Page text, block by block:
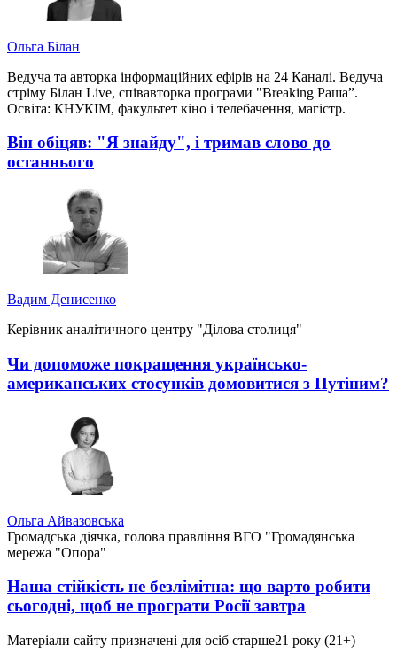
Ольга Білан
Ведуча та авторка інформаційних ефірів на 24 Каналі. Ведуча
стріму Білан Live, співавторка програми "Breaking Раша”.
Освіта: КНУКІМ, факультет кіно і телебачення, магістр.
Він обіцяв: "Я знайду", і тримав слово до
останнього
Вадим Денисенко
Керівник аналітичного центру "Ділова столиця"
Чи допоможе покращення українсько-
американських стосунків домовитися з Путіним?
Ольга Айвазовська
Громадська діячка, голова правління ВГО "Громадянська
мережа "Опора"
Наша стійкість не безлімітна: що варто робити
сьогодні, щоб не програти Росії завтра
Матеріали сайту призначені для осіб старше21 року (21+)